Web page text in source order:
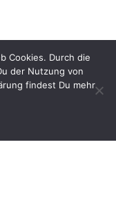
Cookies. Durch die
der Nutzung von
findest Du mehr